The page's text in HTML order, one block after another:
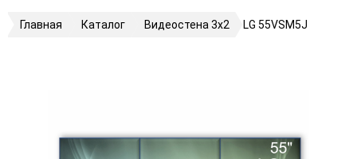
Главная Каталог Видеостена 3х2 LG 55VSM5J